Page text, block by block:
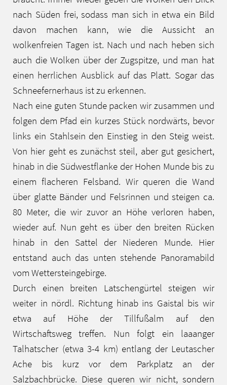
nach Süden frei, sodass man sich in etwa ein Bild
davon machen kann, wie die Aussicht an
wolkenfreien Tagen ist. Nach und nach heben sich
auch die Wolken über der Zugspitze, und man hat
einen herrlichen Ausblick auf das Platt. Sogar das
Schneefernerhaus ist zu erkennen.
Nach eine guten Stunde packen wir zusammen und
folgen dem Pfad ein kurzes Stück nordwärts, bevor
links ein Stahlsein den Einstieg in den Steig weist.
Von hier geht es zunächst steil, aber gut gesichert,
hinab in die Südwestflanke der Hohen Munde bis zu
einem flacheren Felsband. Wir queren die Wand
über glatte Bänder und Felsrinnen und steigen ca.
80 Meter, die wir zuvor an Höhe verloren haben,
wieder auf. Nun geht es über den breiten Rücken
hinab in den Sattel der Niederen Munde. Hier
entstand auch das unten stehende Panoramabild
vom Wettersteingebirge.
Durch einen breiten Latschengürtel steigen wir
weiter in nördl. Richtung hinab ins Gaistal bis wir
etwa auf Höhe der Tillfußalm auf den
Wirtschaftsweg treffen. Nun folgt ein laaanger
Talhatscher (etwa 3-4 km) entlang der Leutascher
Ache bis kurz vor dem Parkplatz an der
Salzbachbrücke. Diese queren wir nicht, sondern